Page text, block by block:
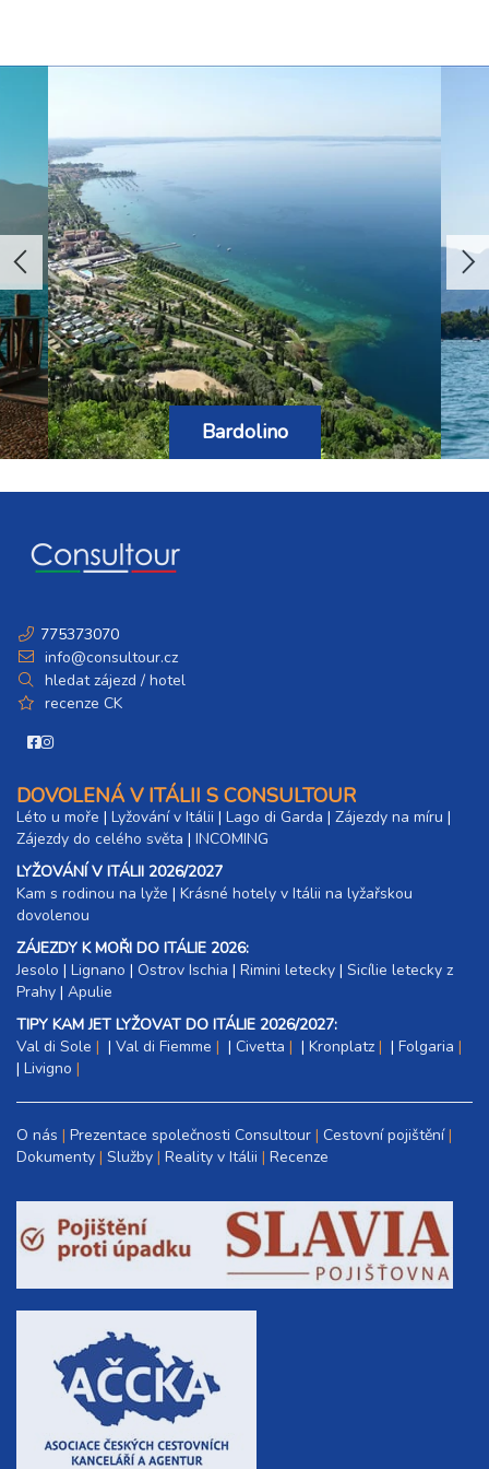
po celý rok. Hora tisíce kontrastů Monte Baldo...
Bardolino
775373070
info@consultour.cz
hledat zájezd / hotel
recenze CK
DOVOLENÁ V ITÁLII S CONSULTOUR
Léto u moře | Lyžování v Itálii | Lago di Garda | Zájezdy na míru |
Zájezdy do celého světa | INCOMING
LYŽOVÁNÍ V ITÁLII 2026/2027
Kam s rodinou na lyže |​ Krásné hotely v Itálii na lyžařskou
dovolenou
ZÁJEZDY K MOŘI DO ITÁLIE 2026:
Jesolo | Lignano | Ostrov Ischia | Rimini letecky | Sicílie letecky z
Prahy | Apulie
TIPY KAM JET LYŽOVAT DO ITÁLIE 2026/2027:
Val di Sole
| Val di Fiemme | Civetta | Kronplatz | Folgaria
| Livigno
O nás Prezentace společnosti Consultour Cestovní pojištění
Dokumenty Služby Reality v Itálii Recenze